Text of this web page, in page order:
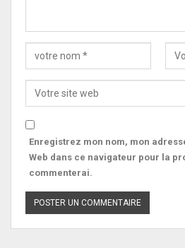
Enregistrez mon nom, mon
Web dans ce navigateur pour la
commenterai.